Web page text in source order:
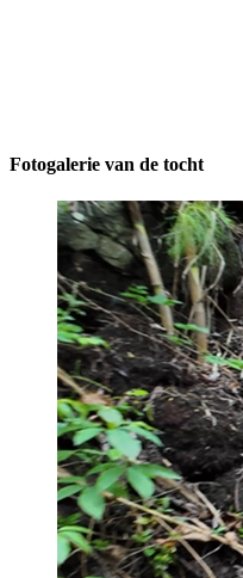
Fotogalerie van de tocht